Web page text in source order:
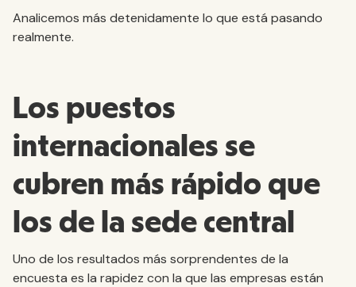
Analicemos más detenidamente lo que está pasando
realmente.
Los puestos
internacionales se
cubren más rápido que
los de la sede central
Uno de los resultados más sorprendentes de la
encuesta es la rapidez con la que las empresas están